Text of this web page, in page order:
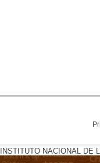
INSTITUTO NACIONAL DE